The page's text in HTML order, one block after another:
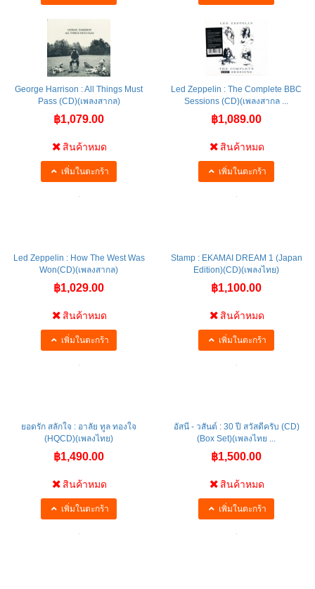
George Harrison : All Things Must
Pass (CD)(เพลงสากล)
฿1,079.00
สินค้าหมด
เพิ่มในตะกร้า
Led Zeppelin : The Complete BBC
Sessions (CD)(เพลงสากล ...
฿1,089.00
สินค้าหมด
เพิ่มในตะกร้า
Led Zeppelin : How The West Was
Won(CD)(เพลงสากล)
฿1,029.00
สินค้าหมด
เพิ่มในตะกร้า
Stamp : EKAMAI DREAM 1 (Japan
Edition)(CD)(เพลงไทย)
฿1,100.00
สินค้าหมด
เพิ่มในตะกร้า
ยอดรัก สลักใจ : อาลัย ทูล ทองใจ
(HQCD)(เพลงไทย)
฿1,490.00
สินค้าหมด
เพิ่มในตะกร้า
อัสนี - วสันต์ : 30 ปี สวัสดีครับ (CD)
(Box Set)(เพลงไทย ...
฿1,500.00
สินค้าหมด
เพิ่มในตะกร้า